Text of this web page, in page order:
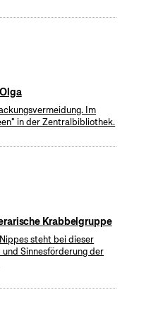
Im
in der Zentralbibliothek.
Krabbelgruppe
steht bei dieser
Sinnesförderung der